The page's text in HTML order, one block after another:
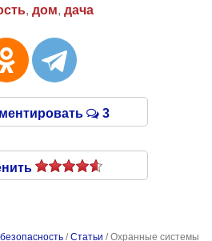
, дом, дача
3
/Статьи /Охранные системы